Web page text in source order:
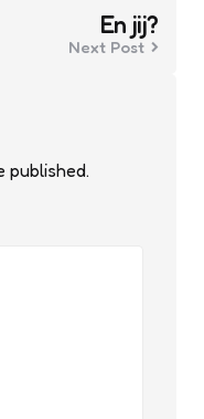
En jij?
Next Post
published.